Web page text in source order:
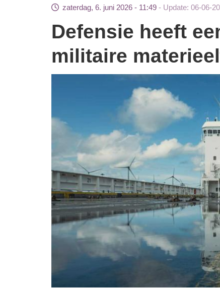
zaterdag, 6. juni 2026 - 11:49 Update: 06-06-
Defensie heeft een extra schip speciaal voor
militaire